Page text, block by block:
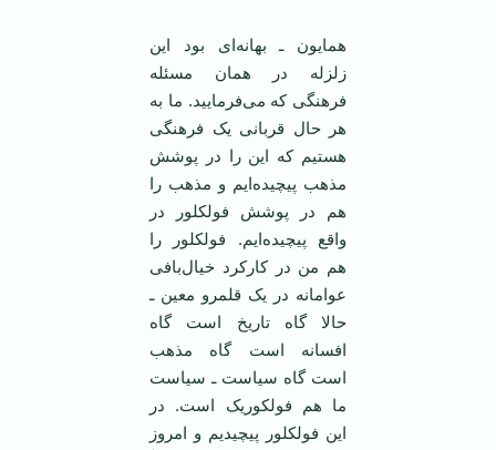
همایون ـ بهانه‌ای بود این
زلزله در‌‌ همان مسئله
فرهنگی که می‌فرمایید. ما به
هر حال قربانی یک فرهنگی
هستیم که این را در پوشش
مذهب پیچیده‌ایم و مذهب را
هم در پوشش فولکلور در
واقع پیچیده‌ایم. فولکلور را
هم من در کارکرد خیال‌بافی
عوامانه در یک قلمرو معین ـ
حالا‌ گاه تاریخ است‌ گاه
افسانه است‌ گاه مذهب
است‌ گاه سیاست ـ سیاست
ما هم فولکوریک است. در
این فولکلور پیچیدیم و امروز